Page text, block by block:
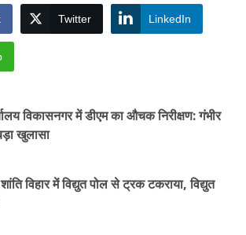
Twitter LinkedIn
विकासनगर में डीएम का औचक निरीक्षण: गंभीर
खुलासा
विहार में विद्युत पोल से ट्रक टकराया, विद्युत